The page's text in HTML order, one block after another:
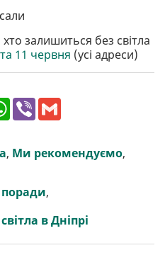
залишиться без світла
11 червня (усі адреси)
W
h
s
A
V
r l
, Ми рекомендуємо,
поради,
в Дніпрі